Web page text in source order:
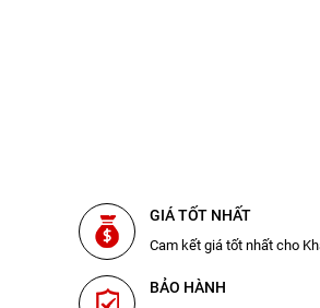
GIÁ TỐT NHẤT
Cam kết giá tốt nhất cho
BẢO HÀNH